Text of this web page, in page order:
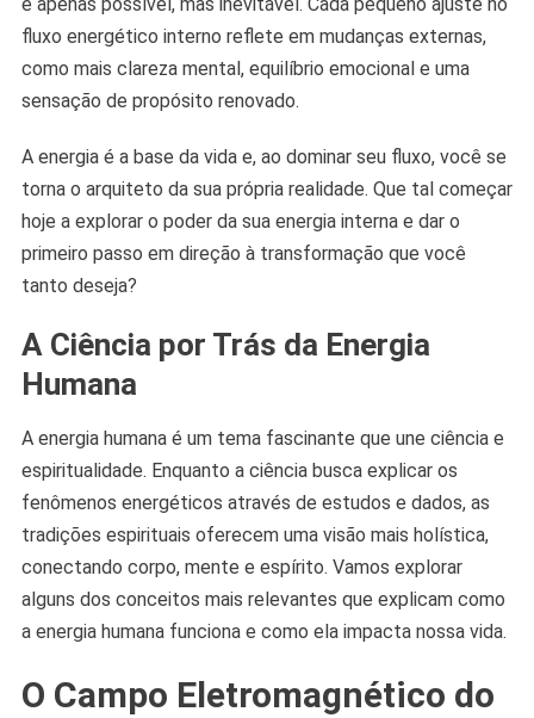
fluxo energético interno reflete em mudanças externas,
como mais clareza mental, equilíbrio emocional e uma
sensação de propósito renovado.
A energia é a base da vida e, ao dominar seu fluxo, você se
torna o arquiteto da sua própria realidade. Que tal começar
hoje a explorar o poder da sua energia interna e dar o
primeiro passo em direção à transformação que você
tanto deseja?
A Ciência por Trás da Energia
Humana
A energia humana é um tema fascinante que une ciência e
espiritualidade. Enquanto a ciência busca explicar os
fenômenos energéticos através de estudos e dados, as
tradições espirituais oferecem uma visão mais holística,
conectando corpo, mente e espírito. Vamos explorar
alguns dos conceitos mais relevantes que explicam como
a energia humana funciona e como ela impacta nossa vida.
O Campo Eletromagnético do